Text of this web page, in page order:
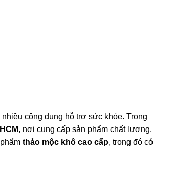
công dụng hỗ trợ sức khỏe. Trong
, nơi cung cấp sản phẩm chất lượng,
thảo mộc khô cao cấp, trong đó có